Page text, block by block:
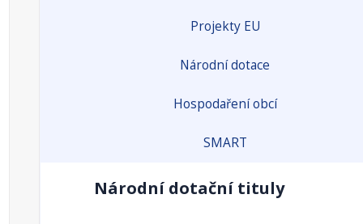
Projekty EU
Národní dotace
Hospodaření obcí
SMART
Národní dotační tituly